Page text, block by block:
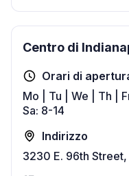
Centro di
Orari di
Mo | Tu | We | Th |
Sa: 8-14
Indirizzo
3230 E. 96th